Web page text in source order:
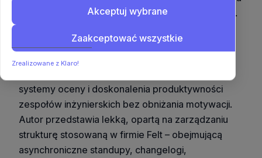
zaufaniem w zarządzaniu zespołami inżynierskimi.
budować odpowiedzialność bez toksycznych
wskaźników efektywności.
systemy oceny i doskonalenia produktywności
zespołów inżynierskich bez obniżania motywacji.
Autor przedstawia lekką, opartą na zarządzaniu
strukturę stosowaną w firmie Felt – obejmującą
asynchroniczne standupy, changelogi,
Akceptuj wybrane
Zaakceptować wszystkie
Zrealizowane z Klaro!